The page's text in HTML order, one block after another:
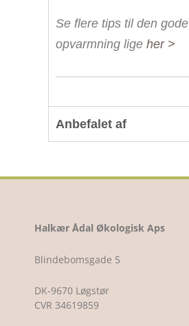
Se flere tips til den gode
opvarmning lige her >
Anbefalet af
Halkær Ådal Økologisk Aps
Blindebomsgade 5
DK-9670 Løgstør
CVR 34619859